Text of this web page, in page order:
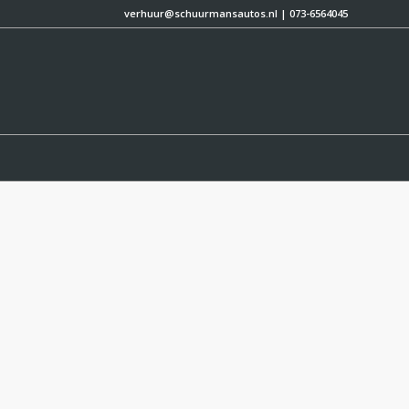
verhuur@schuurmansautos.nl | 073-6564045